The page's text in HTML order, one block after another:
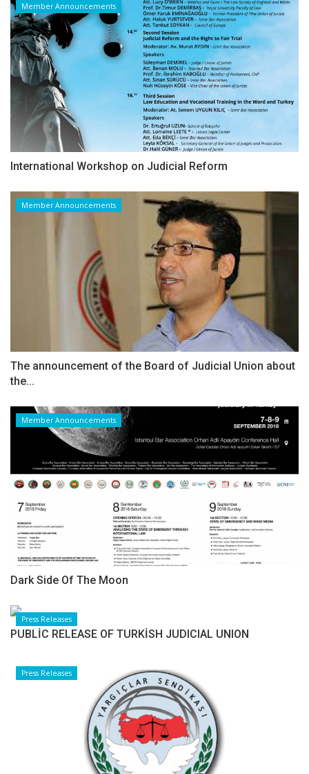
Member Announcements
International Workshop on Judicial Reform
Member Announcements
The announcement of the Board of Judicial Union about
the...
Member Announcements
Dark Side Of The Moon
Press Releases
PUBLİC RELEASE OF TURKİSH JUDICIAL UNION
Press Releases